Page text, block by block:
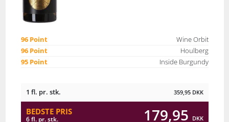
96 Point
Wine Orbit
96 Point
Houlberg
95 Point
Inside Burgundy
1 fl. pr. stk. 359,95 DKK
BEDSTE PRIS
6 fl. pr. stk. 179,95 DKK